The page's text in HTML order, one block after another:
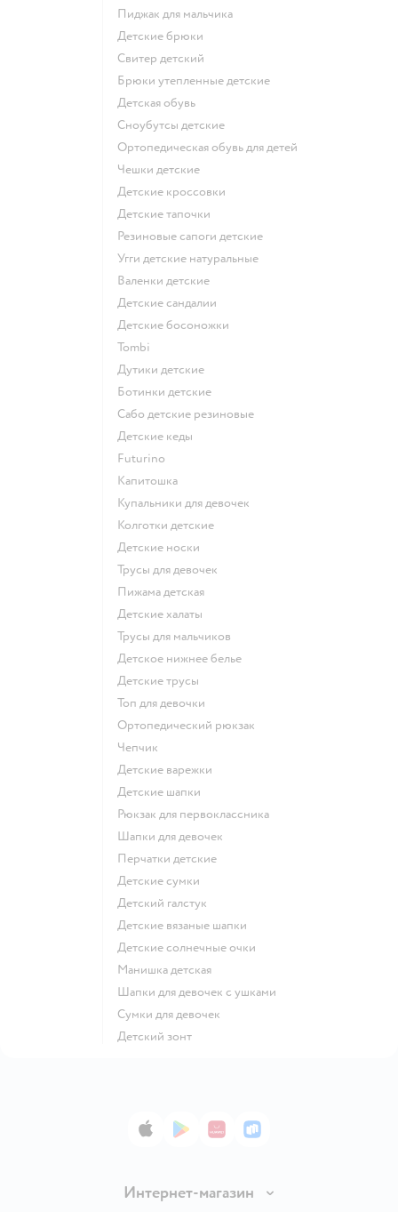
Пиджак для мальчика
Детские брюки
Свитер детский
Брюки утепленные детские
Детская обувь
Сноубутсы детские
Ортопедическая обувь для детей
Чешки детские
Детские кроссовки
Детские тапочки
Резиновые сапоги детские
Угги детские натуральные
Валенки детские
Детские сандалии
Детские босоножки
Tombi
Дутики детские
Ботинки детские
Сабо детские резиновые
Детские кеды
Futurino
Капитошка
Купальники для девочек
Колготки детские
Детские носки
Трусы для девочек
Пижама детская
Детские халаты
Трусы для мальчиков
Детское нижнее белье
Детские трусы
Топ для девочки
Ортопедический рюкзак
Чепчик
Детские варежки
Детские шапки
Рюкзак для первоклассника
Шапки для девочек
Перчатки детские
Детские сумки
Детский галстук
Детские вязаные шапки
Детские солнечные очки
Манишка детская
Шапки для девочек с ушками
Сумки для девочек
Детский зонт
App StoreGoogle Play
AppGallery
RuStore
Интернет-магазин